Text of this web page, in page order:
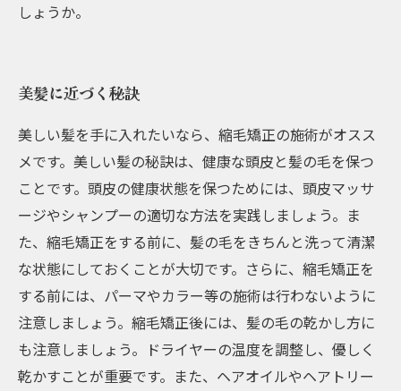
しょうか。
美髪に近づく秘訣
美しい髪を手に入れたいなら、縮毛矯正の施術がオスス
メです。美しい髪の秘訣は、健康な頭皮と髪の毛を保つ
ことです。頭皮の健康状態を保つためには、頭皮マッサ
ージやシャンプーの適切な方法を実践しましょう。ま
た、縮毛矯正をする前に、髪の毛をきちんと洗って清潔
な状態にしておくことが大切です。さらに、縮毛矯正を
する前には、パーマやカラー等の施術は行わないように
注意しましょう。縮毛矯正後には、髪の毛の乾かし方に
も注意しましょう。ドライヤーの温度を調整し、優しく
乾かすことが重要です。また、ヘアオイルやヘアトリー